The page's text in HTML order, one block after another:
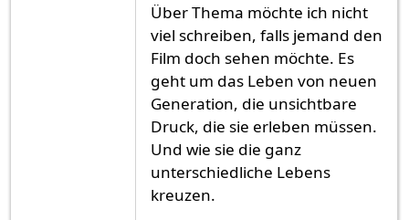
Über Thema möchte ich nicht
viel schreiben, falls jemand den
Film doch sehen möchte. Es
geht um das Leben von neuen
Generation, die unsichtbare
Druck, die sie erleben müssen.
Und wie sie die ganz
unterschiedliche Lebens
kreuzen.